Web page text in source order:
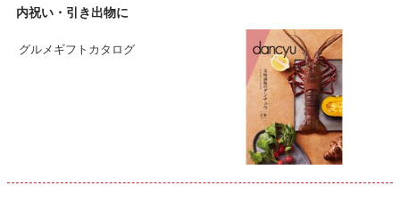
内祝い・引き出物に
グルメギフトカタログ